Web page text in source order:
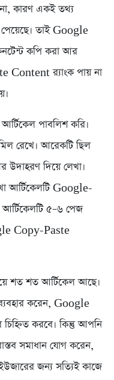
কারণ একই তথ্য
তাই Google
কপি করা আর
র‍্যাংক পায় না
পাবলিশ করি।
রেখে। আরেকটি ছিল
উদাহরণ দিয়ে লেখা।
আর্টিকেলটি Google-
৫–৬ পেজ
Copy-Paste
শত শত আর্টিকেল আছে।
করেন, Google
করবে। কিন্তু আপনি
সমাধান যোগ করেন,
জন্য সত্যিই কাজে